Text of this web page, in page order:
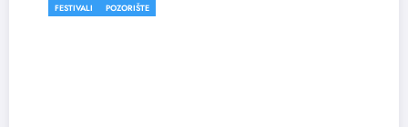
POZORIŠTE